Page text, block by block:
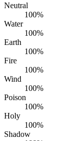
Neutral
100%
Water
100%
Earth
100%
Fire
100%
Wind
100%
Poison
100%
Holy
100%
Shadow